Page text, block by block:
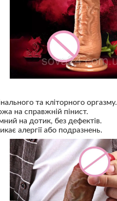
та кліторного оргазму.
на справжній пінист.
на дотик, без дефектів.
алергії або подразнень.